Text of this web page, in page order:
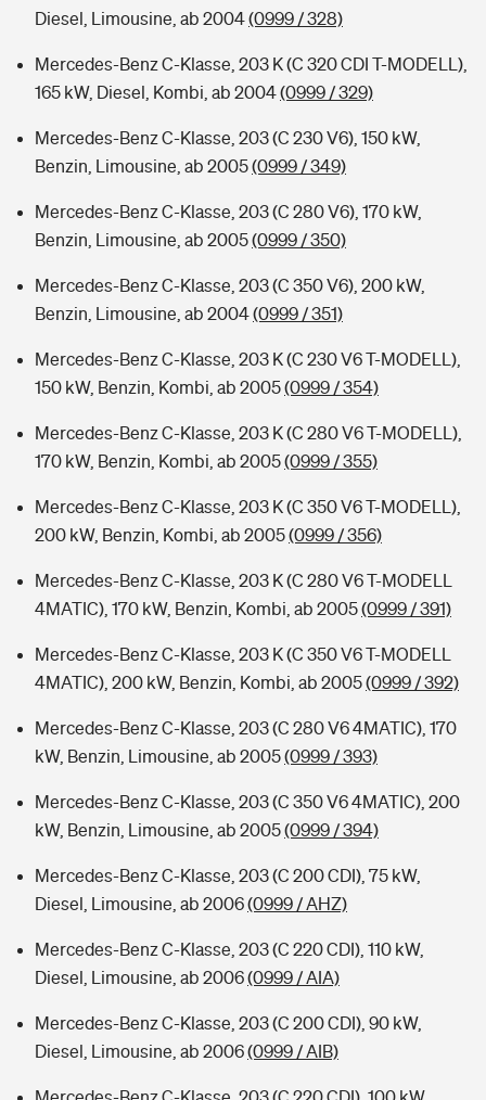
Diesel, Limousine, ab 2004(0999 / 328)
Mercedes-Benz C-Klasse, 203 K (C 320 CDI T-MODELL),
165 kW, Diesel, Kombi, ab 2004(0999 / 329)
Mercedes-Benz C-Klasse, 203 (C 230 V6), 150 kW,
Benzin, Limousine, ab 2005(0999 / 349)
Mercedes-Benz C-Klasse, 203 (C 280 V6), 170 kW,
Benzin, Limousine, ab 2005(0999 / 350)
Mercedes-Benz C-Klasse, 203 (C 350 V6), 200 kW,
Benzin, Limousine, ab 2004(0999 / 351)
Mercedes-Benz C-Klasse, 203 K (C 230 V6 T-MODELL),
150 kW, Benzin, Kombi, ab 2005(0999 / 354)
Mercedes-Benz C-Klasse, 203 K (C 280 V6 T-MODELL),
170 kW, Benzin, Kombi, ab 2005(0999 / 355)
Mercedes-Benz C-Klasse, 203 K (C 350 V6 T-MODELL),
200 kW, Benzin, Kombi, ab 2005(0999 / 356)
Mercedes-Benz C-Klasse, 203 K (C 280 V6 T-MODELL
4MATIC), 170 kW, Benzin, Kombi, ab 2005(0999 / 391)
Mercedes-Benz C-Klasse, 203 K (C 350 V6 T-MODELL
4MATIC), 200 kW, Benzin, Kombi, ab 2005(0999 / 392)
Mercedes-Benz C-Klasse, 203 (C 280 V6 4MATIC), 170
kW, Benzin, Limousine, ab 2005(0999 / 393)
Mercedes-Benz C-Klasse, 203 (C 350 V6 4MATIC), 200
kW, Benzin, Limousine, ab 2005(0999 / 394)
Mercedes-Benz C-Klasse, 203 (C 200 CDI), 75 kW,
Diesel, Limousine, ab 2006(0999 / AHZ)
Mercedes-Benz C-Klasse, 203 (C 220 CDI), 110 kW,
Diesel, Limousine, ab 2006(0999 / AIA)
Mercedes-Benz C-Klasse, 203 (C 200 CDI), 90 kW,
Diesel, Limousine, ab 2006(0999 / AIB)